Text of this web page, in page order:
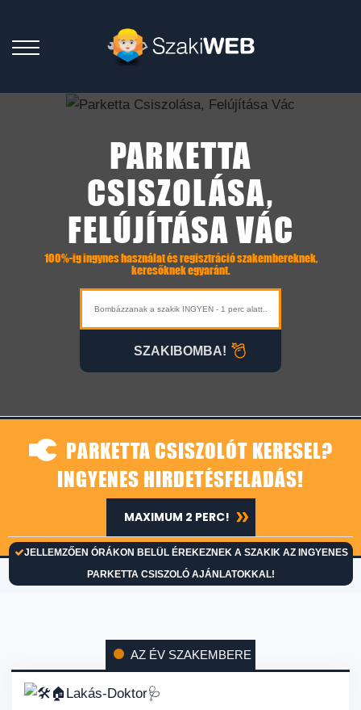
PARKETTA
CSISZOLÁSA,
FELÚJÍTÁSA VÁC
100%-ig ingynes használat és regisztráció szakembereknek,
keresőknek egyaránt.
SZAKIBOMBA!
PARKETTA CSISZOLÓT KERESEL?
INGYENES HIRDETÉSFELADÁS!
JELLEMZŐEN ÓRÁKON BELÜL ÉREKEZNEK A SZAKIK AZ INGYENES
PARKETTA CSISZOLÓ AJÁNLATOKKAL!
MAXIMUM 2 PERC!
AZ ÉV SZAKEMBERE